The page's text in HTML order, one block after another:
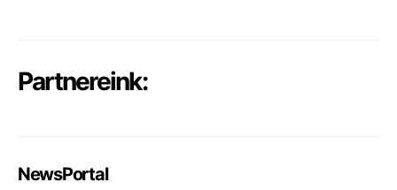
Partnereink:
NewsPortal